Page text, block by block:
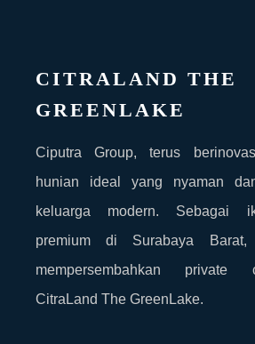
CITRALAND THE
GREENLAKE
Ciputra Group, terus
hunian ideal yang nyaman
keluarga modern. Sebagai
premium di Surabaya Barat,
mempersembahkan private
CitraLand The GreenLake.